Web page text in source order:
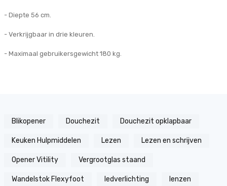
- Diepte 56 cm.
- Verkrijgbaar in drie kleuren.
- Maximaal gebruikersgewicht 180 kg.
Blikopener Douchezit Douchezit opklapbaar
Keuken Hulpmiddelen Lezen Lezen en schrijven
Opener Vitility Vergrootglas staand
Wandelstok Flexyfoot ledverlichting lenzen